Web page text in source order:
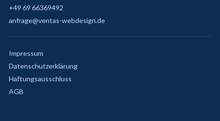
+49 69 66369492
anfrage@ventas-webdesign.de
Impressum
Datenschutzerklärung
Haftungsausschluss
AGB